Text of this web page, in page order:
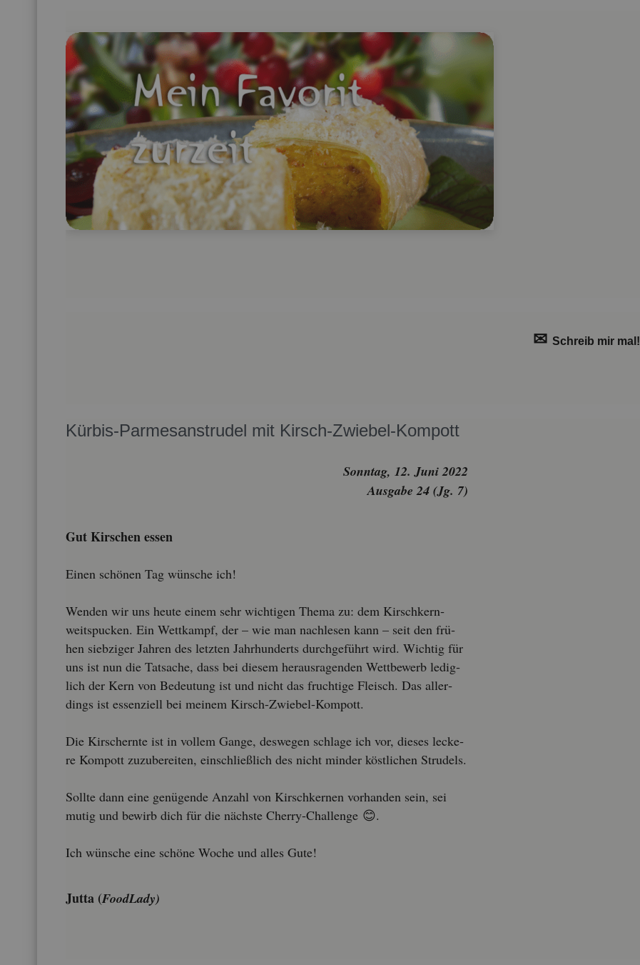
✉ Schreib mir mal!
Kür­bis-Par­mes­an­stru­del mit Kirsch-Zwie­bel-Kom­pott
Sonn­tag, 12. Juni 2022
Aus­ga­be 24 (Jg. 7)
Gut Kir­schen essen
Einen schö­nen Tag wün­sche ich!
Wen­den wir uns heute einem sehr wich­ti­gen Thema zu: dem Kirsch­kern­
weitspu­cken. Ein Wett­kampf, der – wie man nach­le­sen kann – seit den frü­
hen sieb­zi­ger Jah­ren des letz­ten Jahr­hun­derts durch­ge­führt wird. Wich­tig für
uns ist nun die Tat­sa­che, dass bei die­sem her­aus­ra­gen­den Wett­be­werb le­dig­
lich der Kern von Be­deu­tung ist und nicht das fruch­ti­ge Fleisch. Das al­ler­
dings ist es­sen­zi­ell bei mei­nem Kirsch-Zwie­bel-Kom­pott.
Die Kir­schern­te ist in vol­lem Gange, des­we­gen schla­ge ich vor, die­ses le­cke­
re Kom­pott zu­zu­be­rei­ten, ein­schlie­ß­lich des nicht min­der köst­li­chen Stru­dels.
Soll­te dann eine ge­nü­gen­de An­zahl von Kirsch­ker­nen vor­han­den sein, sei
mutig und be­wirb dich für die nächs­te Cher­ry-Chal­len­ge 😊.
Ich wün­sche eine schö­ne Woche und alles Gute!
Jutta (Food­La­dy)